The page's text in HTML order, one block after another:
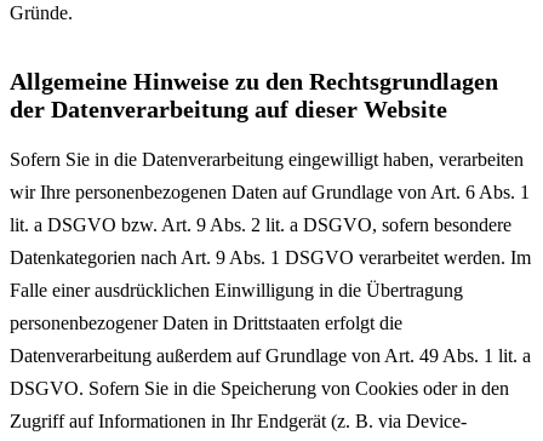
Gründe.
Allgemeine Hinweise zu den Rechtsgrundlagen
der Datenverarbeitung auf dieser Website
Sofern Sie in die Datenverarbeitung eingewilligt haben, verarbeiten
wir Ihre personenbezogenen Daten auf Grundlage von Art. 6 Abs. 1
lit. a DSGVO bzw. Art. 9 Abs. 2 lit. a DSGVO, sofern besondere
Datenkategorien nach Art. 9 Abs. 1 DSGVO verarbeitet werden. Im
Falle einer ausdrücklichen Einwilligung in die Übertragung
personenbezogener Daten in Drittstaaten erfolgt die
Datenverarbeitung außerdem auf Grundlage von Art. 49 Abs. 1 lit. a
DSGVO. Sofern Sie in die Speicherung von Cookies oder in den
Zugriff auf Informationen in Ihr Endgerät (z. B. via Device-